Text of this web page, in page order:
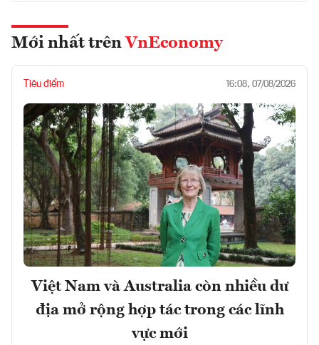
Mới nhất trên VnEconomy
Tiêu điểm 16:08, 07/08/2026
Việt Nam và Australia còn nhiều dư
địa mở rộng hợp tác trong các lĩnh
vực mới